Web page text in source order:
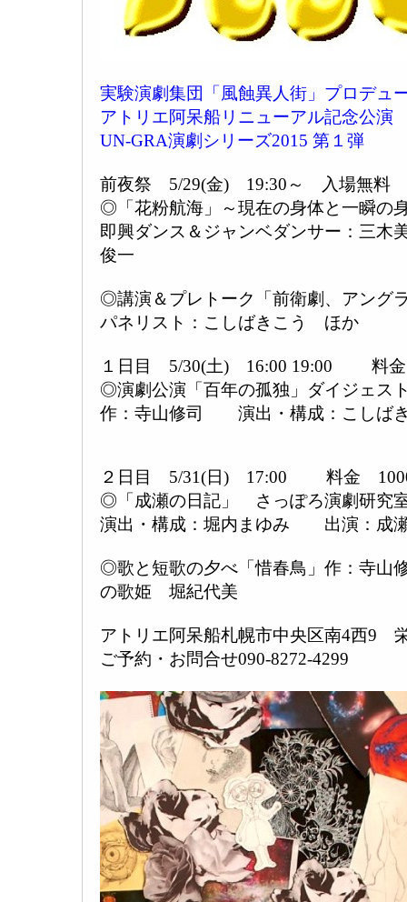
実験演劇集団「風蝕異人街」プロデュ
アトリエ阿呆船リニューアル記念公演
UN-GRA演劇シリーズ2015 第１弾
前夜祭 5/29(金) 19:30～ 入場無料
◎「花粉航海」～現在の身体と一瞬の
即興ダンス＆ジャンベダンサー：三
俊一
◎講演＆プレトーク「前衛劇、アング
パネリスト：こしばきこう ほか
１日目 5/30(土) 16:00 19:00 料
◎演劇公演「百年の孤独」ダイジェス
作：寺山修司 演出・構成：こしば
２日目 5/31(日) 17:00 料金
◎「成瀬の日記」 さっぽろ演劇研究
演出・構成：堀内まゆみ 出演：成
◎歌と短歌の夕べ「惜春鳥」作：寺山
の歌姫 堀紀代美
アトリエ阿呆船札幌市中央区南4西9
ご予約・お問合せ090-8272-4299